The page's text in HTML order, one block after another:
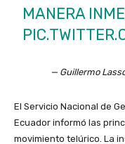
MANERA
— Guillermo
El Servicio Nacional de
Ecuador informó las
movimiento telúrico. La